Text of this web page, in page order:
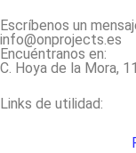
Escríbenos un
info@onprojects.es
Encuéntranos en:
C. Hoya de la Mora,
Links de utilidad: